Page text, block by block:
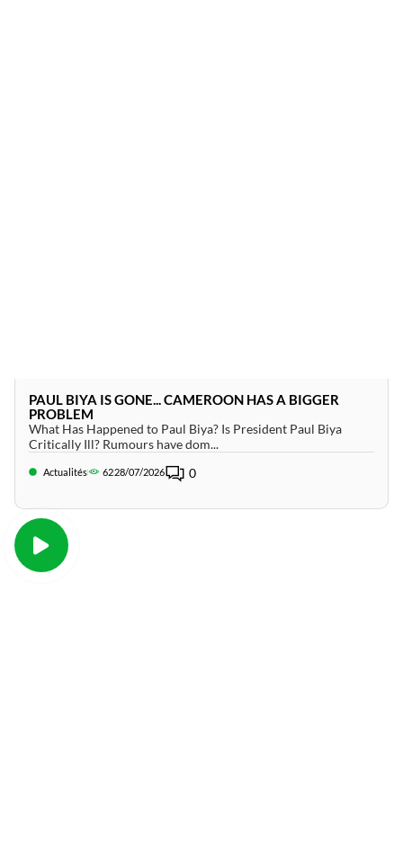
PAUL BIYA IS GONE... CAMEROON HAS A BIGGER
PROBLEM
What Has Happened to Paul Biya? Is President Paul Biya
Critically Ill? Rumours have dom...
Actualités 6228/07/2026 0